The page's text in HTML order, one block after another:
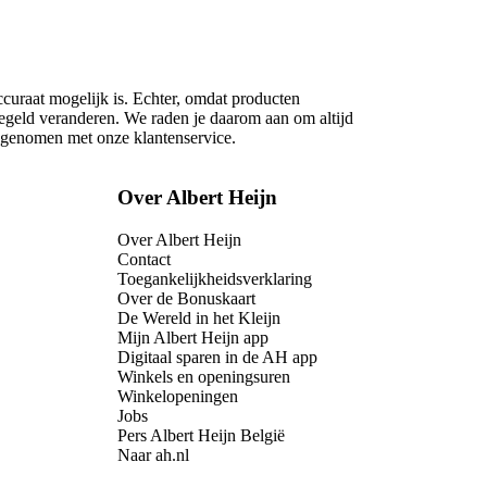
mogelijk is. Echter, omdat producten
veranderen. We raden je daarom aan om altijd
met onze klantenservice.
Over Albert Heijn
Over Albert Heijn
Contact
Toegankelijkheidsverklaring
Over de Bonuskaart
De Wereld in het Kleijn
Mijn Albert Heijn app
Digitaal sparen in de AH app
Winkels en openingsuren
Winkelopeningen
Jobs
Pers Albert Heijn België
Naar ah.nl